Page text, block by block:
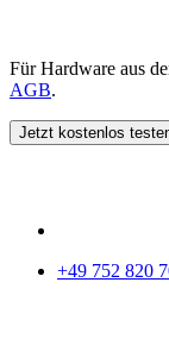
Für Hardware aus
AGB.
Jetzt kostenlos
+49 752 820